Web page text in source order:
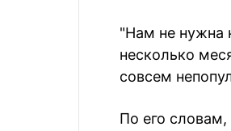
"Нам не нужна
несколько
совсем
По его